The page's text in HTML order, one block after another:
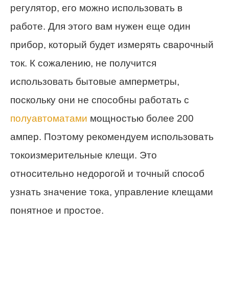
регулятор, его можно использовать в
работе. Для этого вам нужен еще один
прибор, который будет измерять сварочный
ток. К сожалению, не получится
использовать бытовые амперметры,
поскольку они не способны работать с
полуавтоматами мощностью более 200
ампер. Поэтому рекомендуем использовать
токоизмерительные клещи. Это
относительно недорогой и точный способ
узнать значение тока, управление клещами
понятное и простое.